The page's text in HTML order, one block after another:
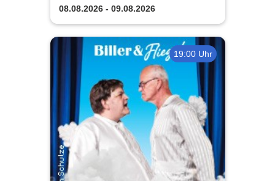
Kabarett Leipzig
08.08.2026 - 09.08.2026
19:00 Uhr